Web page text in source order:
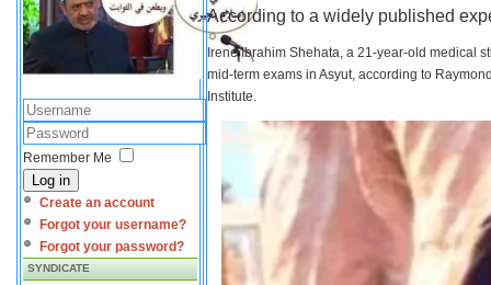
Remember Me
Log in
Create an account
Forgot your username?
Forgot your password?
SYNDICATE
According to a widely published
Irene Ibrahim Shehata, a 21-year-old medical
mid-term exams in Asyut, according to
Institute.